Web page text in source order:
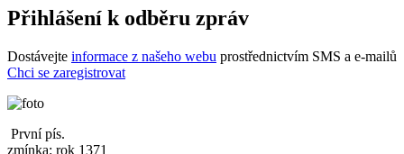
Přihlášení k odběru zpráv
Dostávejte informace z našeho webu prostřednictvím SMS a e-mailů
Chci se zaregistrovat
První pís.
zmínka: rok 1371